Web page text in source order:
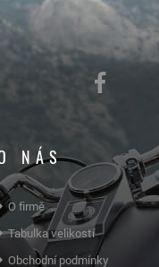
NÁS
O firmě
Tabulka velikostí
Obchodní podmínky